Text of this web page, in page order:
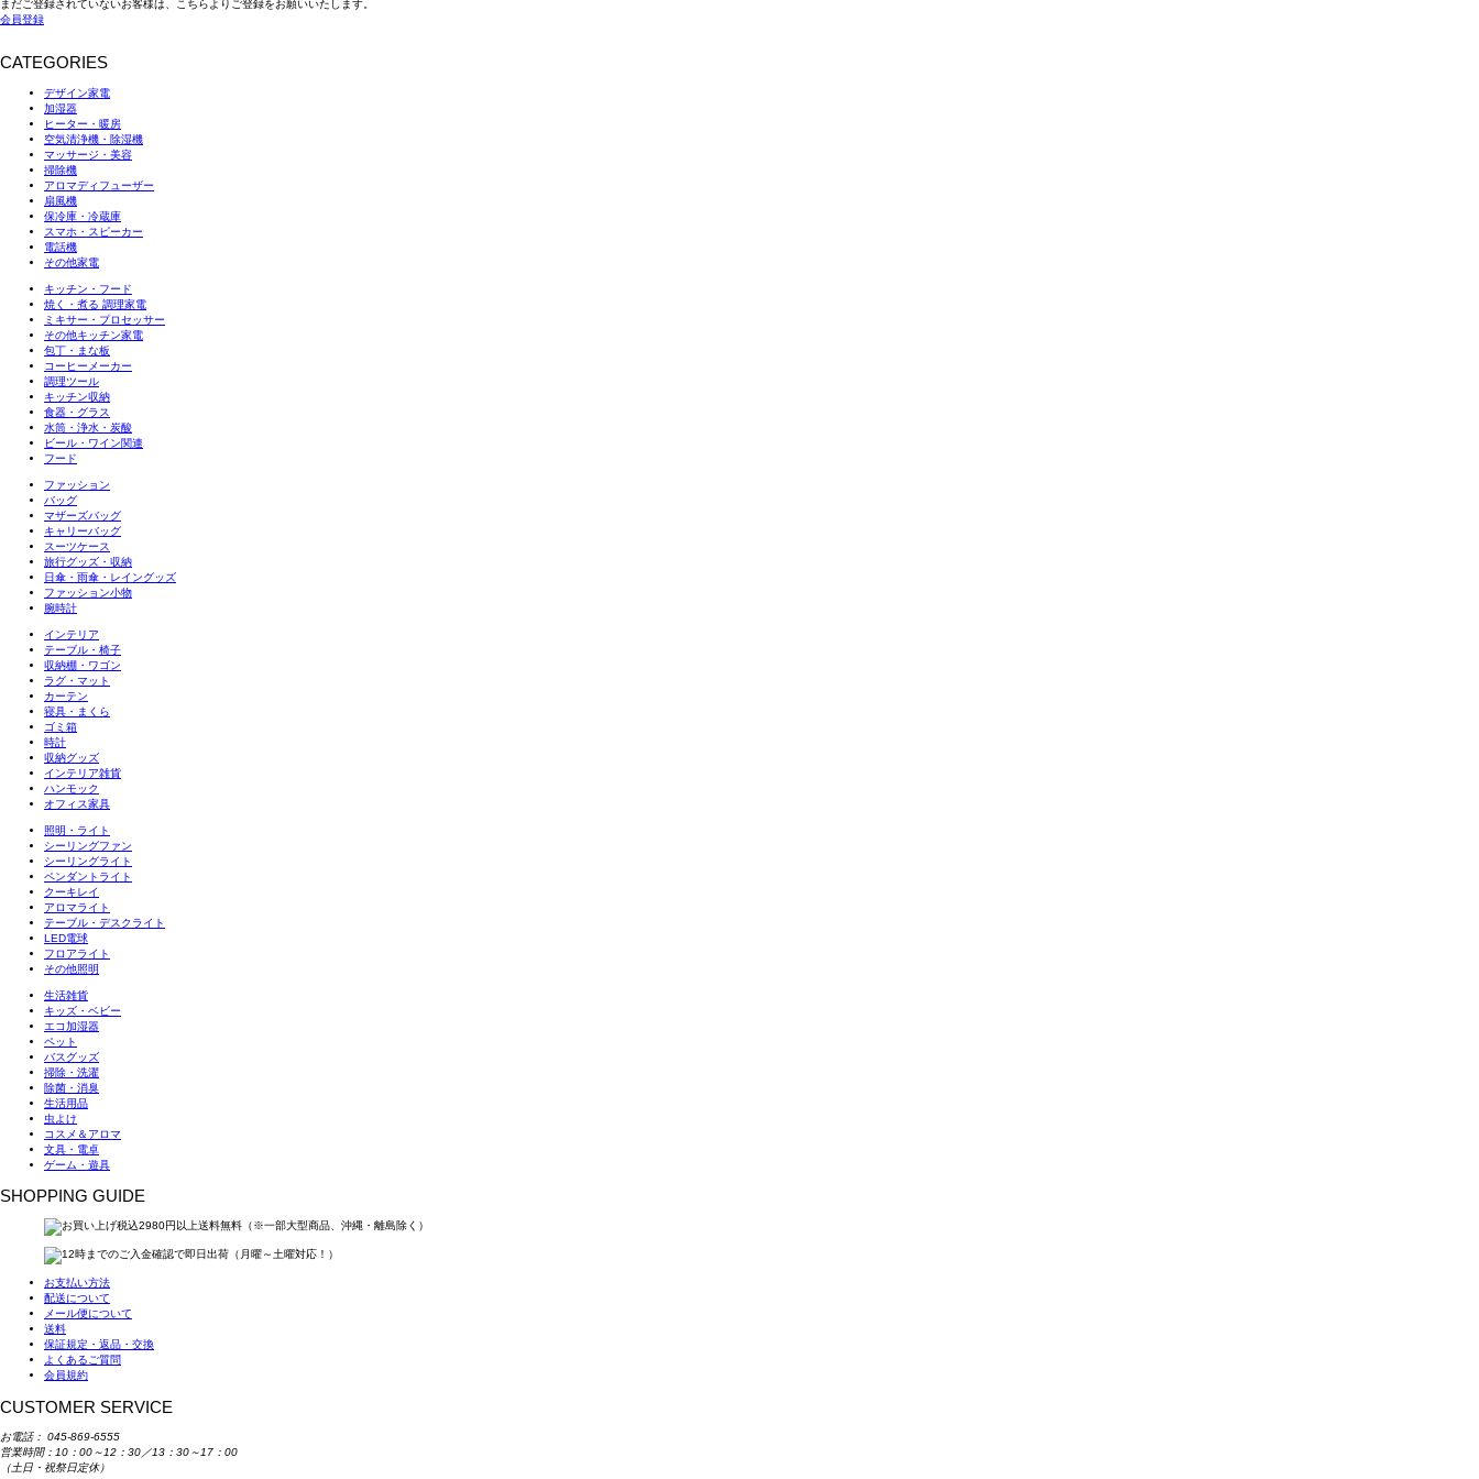
まだご登録されていないお客様は、こちらよりご登録をお願いいたします。
会員登録
CATEGORIES
デザイン家電
加湿器
ヒーター・暖房
空気清浄機・除湿機
マッサージ・美容
掃除機
アロマディフューザー
扇風機
保冷庫・冷蔵庫
スマホ・スピーカー
電話機
その他家電
キッチン・フード
焼く・煮る 調理家電
ミキサー・プロセッサー
その他キッチン家電
包丁・まな板
コーヒーメーカー
調理ツール
キッチン収納
食器・グラス
水筒・浄水・炭酸
ビール・ワイン関連
フード
ファッション
バッグ
マザーズバッグ
キャリーバッグ
スーツケース
旅行グッズ・収納
日傘・雨傘・レイングッズ
ファッション小物
腕時計
インテリア
テーブル・椅子
収納棚・ワゴン
ラグ・マット
カーテン
寝具・まくら
ゴミ箱
時計
収納グッズ
インテリア雑貨
ハンモック
オフィス家具
照明・ライト
シーリングファン
シーリングライト
ペンダントライト
クーキレイ
アロマライト
テーブル・デスクライト
LED電球
フロアライト
その他照明
生活雑貨
キッズ・ベビー
エコ加湿器
ペット
バスグッズ
掃除・洗濯
除菌・消臭
生活用品
虫よけ
コスメ＆アロマ
文具・電卓
ゲーム・遊具
SHOPPING GUIDE
お支払い方法
配送について
メール便について
送料
保証規定・返品・交換
よくあるご質問
会員規約
CUSTOMER SERVICE
お電話： 045-869-6555
営業時間：10：00～12：30／13：30～17：00
（土日・祝祭日定休）